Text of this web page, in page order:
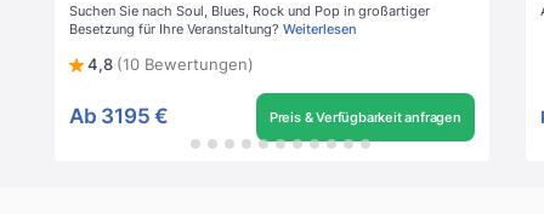
Suchen Sie nach Soul, Blues, Rock und Pop in großartiger
Besetzung für Ihre Veranstaltung? Weiterlesen
4,8 (10 Bewertungen)
Ab 3195 € Preis & Verfügbarkeit anfragen